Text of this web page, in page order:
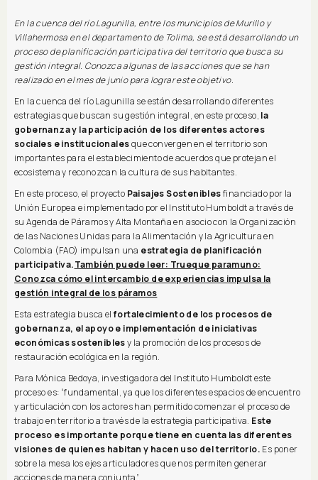
En la cuenca del río Lagunilla, entre los municipios de Murillo y
Villahermosa en el departamento de Tolima, se está desarrollando un
proceso de planificación participativa del territorio que busca su
gestión integral. Conozca algunas de las acciones que se han
realizado en el mes de junio para lograr este objetivo.
En la cuenca del río Lagunilla se están desarrollando diferentes
estrategias que buscan su gestión integral, en este proceso, la
gobernanza y la participación de los diferentes actores
sociales e institucionalesque convergen en el territorio son
importantes para el establecimiento de acuerdos que protejan el
ecosistema y reconozcan la cultura de sus habitantes.
En este proceso, el proyecto Paisajes Sosteniblesfinanciado por la
Unión Europea e implementado por el Instituto Humboldt a través de
su Agenda de Páramos y Alta Montaña en asocio con la Organización
de las Naciones Unidas para la Alimentación y la Agricultura en
Colombia (FAO) impulsan una estrategia de planificación
participativa.También puede leer: Trueque paramuno:
Conozca cómo el intercambio de experiencias impulsa la
gestión integral de los páramos
Esta estrategia busca el fortalecimiento de los procesos de
gobernanza, el apoyo e implementación de iniciativas
económicas sosteniblesy la promoción de los procesos de
restauración ecológica en la región.
Para Mónica Bedoya, investigadora del Instituto Humboldt este
proceso es: “fundamental, ya que los diferentes espacios de encuentro
y articulación con los actores han permitido comenzar el proceso de
trabajo en territorio a través de la estrategia participativa. Este
proceso es importante porque tiene en cuenta las diferentes
visiones de quienes habitan y hacen uso del territorio. Es poner
sobre la mesa los ejes articuladores que nos permiten generar
acciones de manera conjunta”.